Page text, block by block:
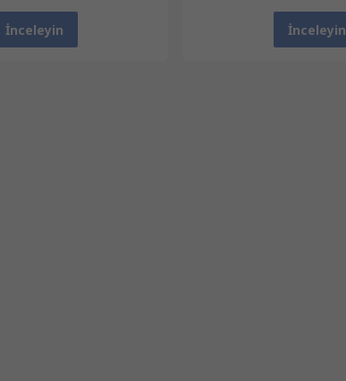
İnceleyin İnceleyin